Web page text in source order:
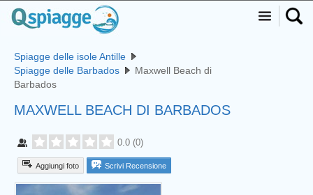
Spiagge delle isole Antille
Spiagge delle Barbados
Maxwell Beach di
Barbados
MAXWELL BEACH DI BARBADOS
0.0 (0)
Aggiungi foto Scrivi Recensione